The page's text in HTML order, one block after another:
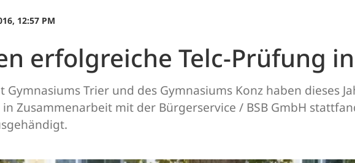
12:57 PM
erfolgreiche Telc-Prüfung
Gymnasiums Trier und des Gymnasiums Konz haben dieses
Zusammenarbeit mit der Bürgerservice / BSB GmbH